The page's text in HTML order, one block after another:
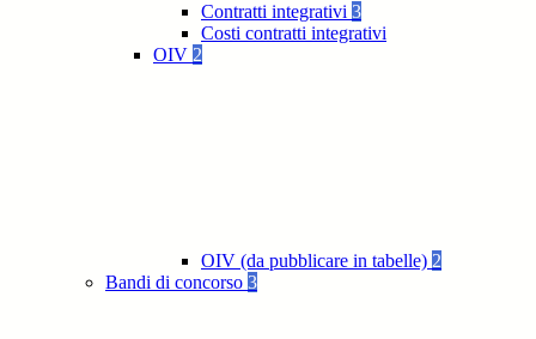
Contratti integrativi 3
Costi contratti integrativi
OIV 2
OIV (da pubblicare in tabelle) 2
Bandi di concorso 3